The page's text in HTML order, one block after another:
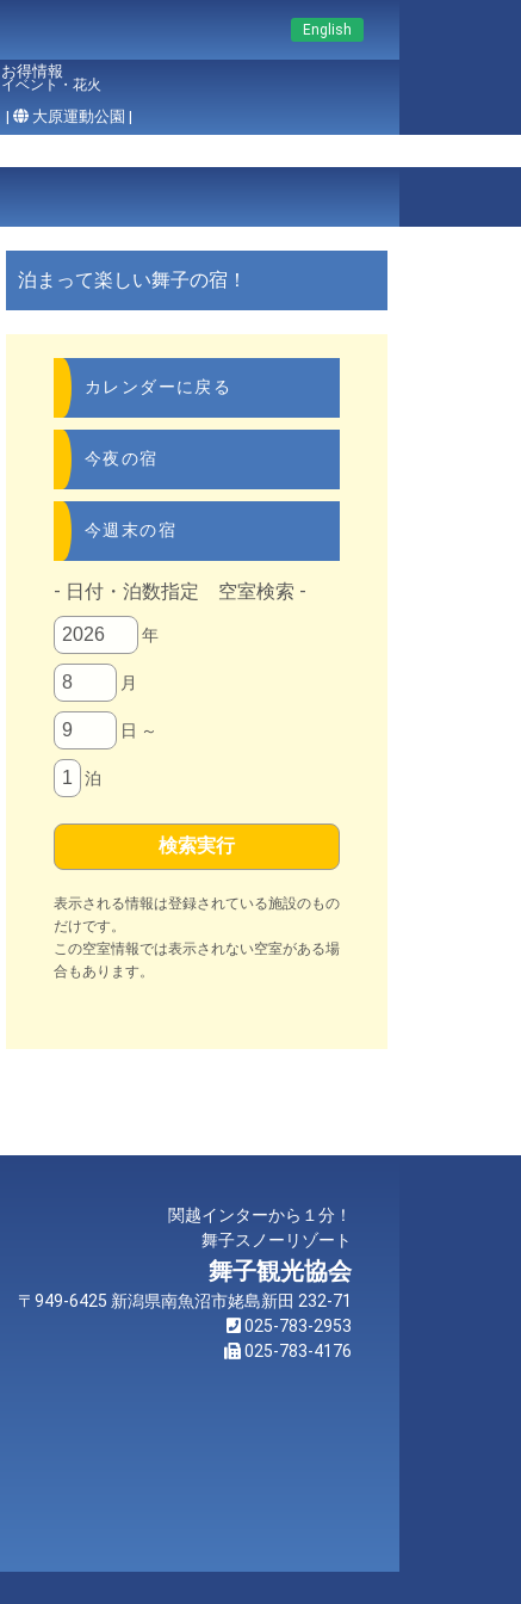
English
お得情報
イベント・花火
| 大原運動公園 |
泊まって楽しい舞子の宿！
カレンダーに戻る
今夜の宿
今週末の宿
- 日付・泊数指定 空室検索 -
年
月
日 ～
泊
表示される情報は登録されている施設のもの
だけです。
この空室情報では表示されない空室がある場
合もあります。
関越インターから１分！
舞子スノーリゾート
舞子観光協会
〒949-6425 新潟県南魚沼市姥島新田 232-71
025-783-2953
025-783-4176